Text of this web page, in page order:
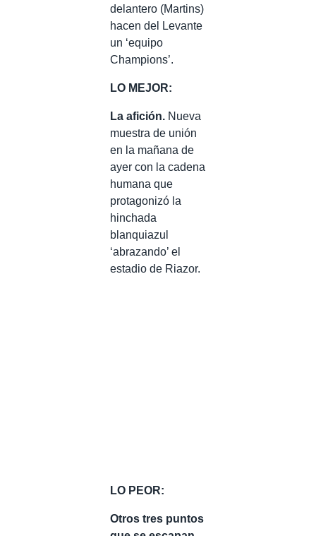
delantero (Martins)
hacen del Levante
un ‘equipo
Champions’.
LO MEJOR:
La afición. Nueva
muestra de unión
en la mañana de
ayer con la cadena
humana que
protagonizó la
hinchada
blanquiazul
‘abrazando’ el
estadio de Riazor.
LO PEOR:
Otros tres puntos